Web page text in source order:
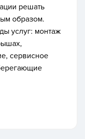
решать
образом.
услуг: монтаж
сервисное